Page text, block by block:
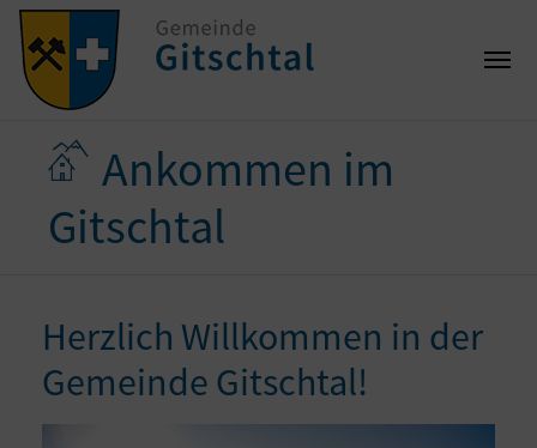
Ankommen im
Gitschtal
Herzlich Willkommen in der
Gemeinde Gitschtal!